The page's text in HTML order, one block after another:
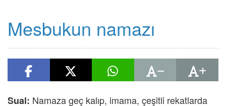
Mesbukun namazı
Sual: Namaza geç kalıp, imama, çeşitli rekatlarda